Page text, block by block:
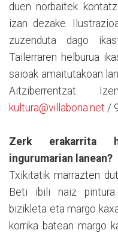
duen norbaitek
izan dezake.
zuzenduta dago
Tailerraren helburua
saioak amaitutakoan
Aitziberrentzat.
kultura@villabona.net /
Zerk erakarrita
ingurumarian lanean?
Txikitatik marrazten
Beti ibili naiz
bizikleta eta margo
korrika batean margo